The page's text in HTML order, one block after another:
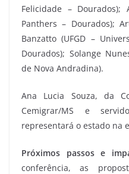
Felicidade – Dourados);
Panthers – Dourados);
Banzatto (UFGD –
Dourados); Solange
de Nova Andradina).
Ana Lucia Souza, da
Cemigrar/MS e
representará o estado na
Próximos passos e
conferência, as